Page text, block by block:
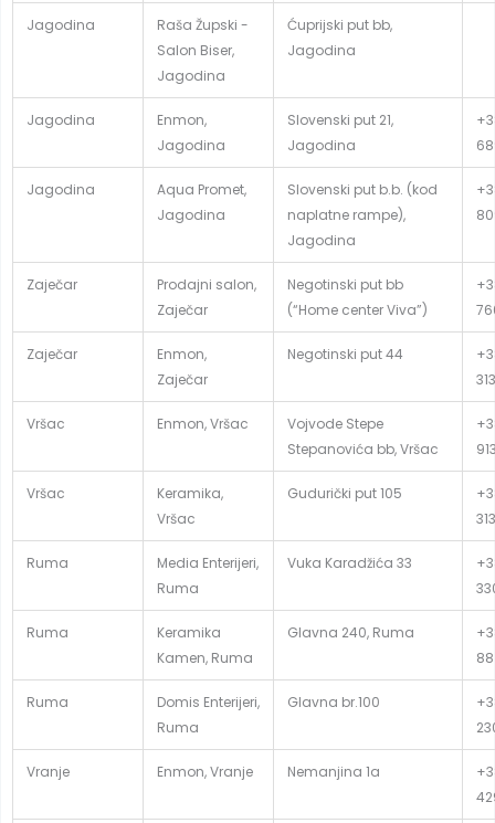
Jagodina
Raša Župski -
Salon Biser,
Jagodina
Ćuprijski put bb,
Jagodina
Jagodina
Enmon,
Jagodina
Slovenski put 21,
Jagodina
Jagodina
Aqua Promet,
Jagodina
Slovenski put b.b. (kod
naplatne rampe),
Jagodina
Zaječar
Prodajni salon,
Zaječar
Negotinski put bb
(“Home center Viva”)
Zaječar
Enmon,
Zaječar
Negotinski put 44
313
Vršac Enmon, Vršac
Vojvode Stepe
Stepanovića bb, Vršac
Vršac
Keramika,
Vršac
Gudurički put 105
313
Ruma
Media Enterijeri,
Ruma
Vuka Karadžića 33
Ruma
Keramika
Kamen, Ruma
Glavna 240, Ruma
Ruma
Domis Enterijeri,
Ruma
Glavna br.100
Vranje Enmon, Vranje Nemanjina 1a